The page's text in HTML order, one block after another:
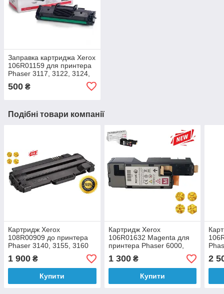
Заправка картриджа Xerox
106R01159 для принтера
Phaser 3117, 3122, 3124,
500 ₴
Подібні товари компанії
Картридж Xerox
108R00909 до принтера
Phaser 3140, 3155, 3160
аналог
1 900 ₴
Купити
Картридж Xerox
106R01632 Magenta для
принтера Phaser 6000,
6010N, WorkCentre 6015
аналог
1 300₴
Купити
2